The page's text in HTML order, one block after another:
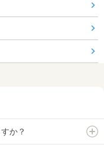
か？